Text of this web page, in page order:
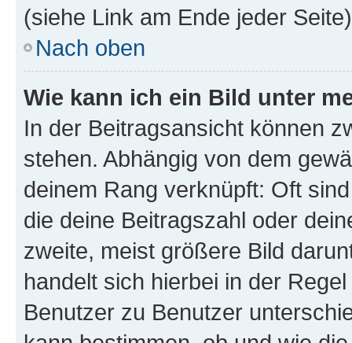
(siehe Link am Ende jeder
Nach oben
Wie kann ich ein Bild unter
In der Beitragsansicht können
stehen. Abhängig von dem
deinem Rang verknüpft: Oft
die deine Beitragszahl oder
zweite, meist größere Bild
handelt sich hierbei in der
Benutzer zu Benutzer